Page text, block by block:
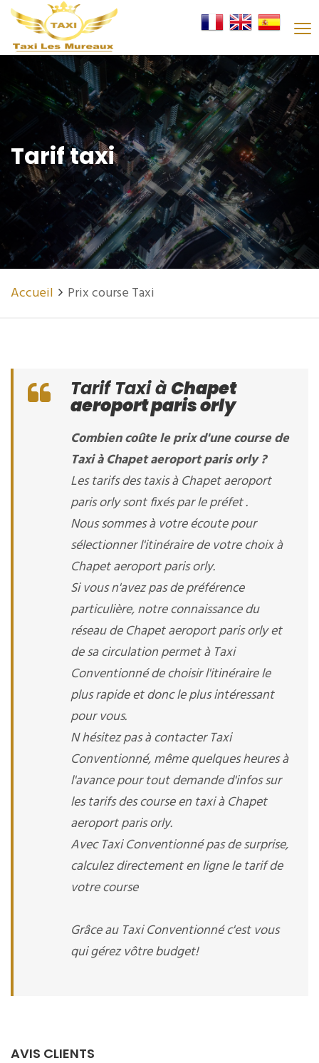
Tarif taxi
Accueil Prix course Taxi
Tarif Taxi à Chapet
aeroport paris orly
Combien coûte le prix d'une course de
Taxi à Chapet aeroport paris orly ?
Les tarifs des taxis à Chapet aeroport
paris orly sont fixés par le préfet .
Nous sommes à votre écoute pour
sélectionner l'itinéraire de votre choix à
Chapet aeroport paris orly.
Si vous n'avez pas de préférence
particulière, notre connaissance du
réseau de Chapet aeroport paris orly et
de sa circulation permet à Taxi
Conventionné de choisir l'itinéraire le
plus rapide et donc le plus intéressant
pour vous.
N hésitez pas à contacter Taxi
Conventionné, même quelques heures à
l'avance pour tout demande d'infos sur
les tarifs des course en taxi à Chapet
aeroport paris orly.
Avec Taxi Conventionné pas de surprise,
calculez directement en ligne le tarif de
votre course
Grâce au Taxi Conventionné c'est vous
qui gérez vôtre budget!
AVIS CLIENTS